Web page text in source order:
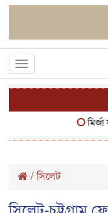
Toggle
navigation
মির্জা
/সিলেট